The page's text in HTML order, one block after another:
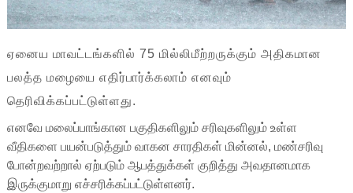
ஏனைய மாவட்டங்களில் 75 மில்லிமீற்றருக்கும் அதிகமான
பலத்த மழையை எதிர்பார்க்கலாம் எனவும்
தெரிவிக்கப்பட்டுள்ளது.
எனவே மலைப்பாங்கான பகுதிகளிலும் சரிவுகளிலும் உள்ள
வீதிகளை பயன்படுத்தும் வாகன சாரதிகள் மின்னல், மண்சரிவு
போன்றவற்றால் ஏற்படும் ஆபத்துக்கள் குறித்து அவதானமாக
இருக்குமாறு எச்சரிக்கப்பட்டுள்ளனர்.